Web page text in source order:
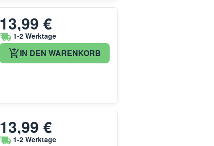
13,99 €
1-2 Werktage
IN DEN WARENKORB
13,99 €
1-2 Werktage